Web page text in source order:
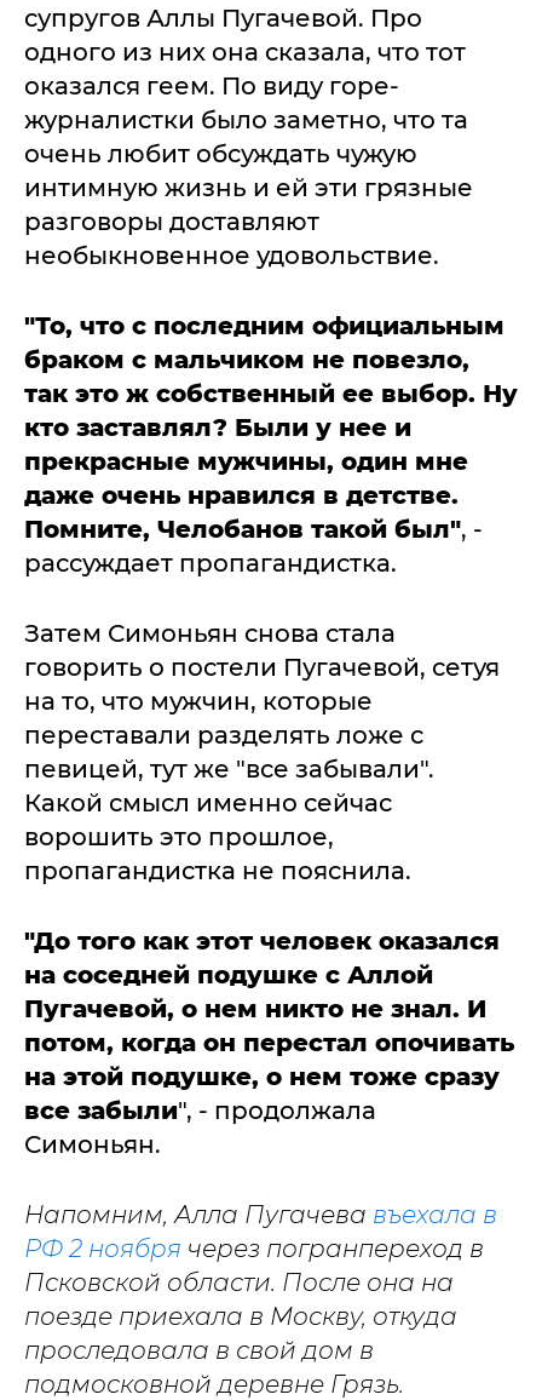
супругов Аллы Пугачевой. Про
одного из них она сказала, что тот
оказался геем. По виду горе-
журналистки было заметно, что та
очень любит обсуждать чужую
интимную жизнь и ей эти грязные
разговоры доставляют
необыкновенное удовольствие.
"То, что с последним официальным
браком с мальчиком не повезло,
так это ж собственный ее выбор. Ну
кто заставлял? Были у нее и
прекрасные мужчины, один мне
даже очень нравился в детстве.
Помните, Челобанов такой был", -
рассуждает пропагандистка.
Затем Симоньян снова стала
говорить о постели Пугачевой, сетуя
на то, что мужчин, которые
переставали разделять ложе с
певицей, тут же "все забывали".
Какой смысл именно сейчас
ворошить это прошлое,
пропагандистка не пояснила.
"До того как этот человек оказался
на соседней подушке с Аллой
Пугачевой, о нем никто не знал. И
потом, когда он перестал опочивать
на этой подушке, о нем тоже сразу
все забыли", - продолжала
Симоньян.
Напомним,Алла Пугачева въехала в
РФ 2 ноября через погранпереход в
Псковской области. После она на
поезде приехала в Москву, откуда
проследовала в свой дом в
подмосковной деревне Грязь.